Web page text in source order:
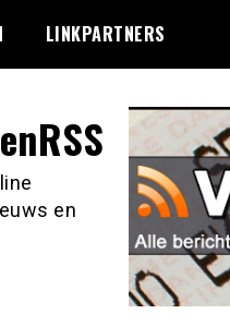
LINKPARTNERS
en